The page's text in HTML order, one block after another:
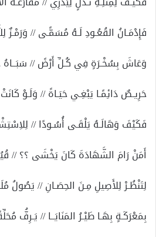
فَإِدْمَـانُ القُعُـودِ لَـهُ مُسَمًّـى // وَرَمْـزٌ
وَعَاشَ بِسُخْـرَةٍ فِي كُـلِّ أَرْضً //
حَرِيـصٌ دَائِمًـا يَبْغِـي حَيَـاةً // وَلَـوْ كَانَتْ
فَكَيْفَ وَهَالَـهُ يَلْقَـى أُسُـودًا //
أَمَنْ رَامَ الشَّهَادَةَ كَانَ يَخْشَى ؟؟ //
لِتَنْظُـرْ لِلأَصِيلِ مِـنَ الحِصَـانِ // يَصُولُ
بِمَعْرَكَـةٍ بِهَـا طَيْـرُ المَنَايَــا // يَـرِفُّ